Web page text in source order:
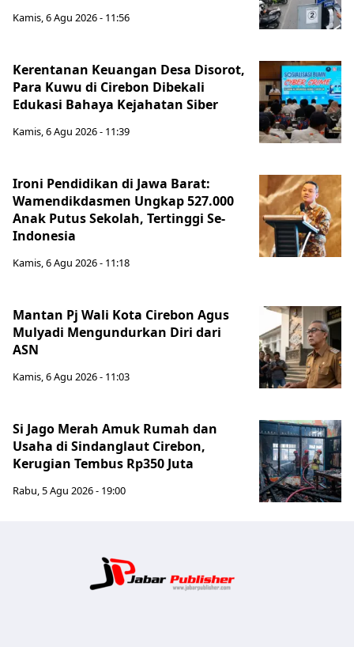
Kamis, 6 Agu 2026 - 11:56
Kerentanan Keuangan Desa Disorot,
Para Kuwu di Cirebon Dibekali
Edukasi Bahaya Kejahatan Siber
Kamis, 6 Agu 2026 - 11:39
Ironi Pendidikan di Jawa Barat:
Wamendikdasmen Ungkap 527.000
Anak Putus Sekolah, Tertinggi Se-
Indonesia
Kamis, 6 Agu 2026 - 11:18
Mantan Pj Wali Kota Cirebon Agus
Mulyadi Mengundurkan Diri dari
ASN
Kamis, 6 Agu 2026 - 11:03
Si Jago Merah Amuk Rumah dan
Usaha di Sindanglaut Cirebon,
Kerugian Tembus Rp350 Juta
Rabu, 5 Agu 2026 - 19:00